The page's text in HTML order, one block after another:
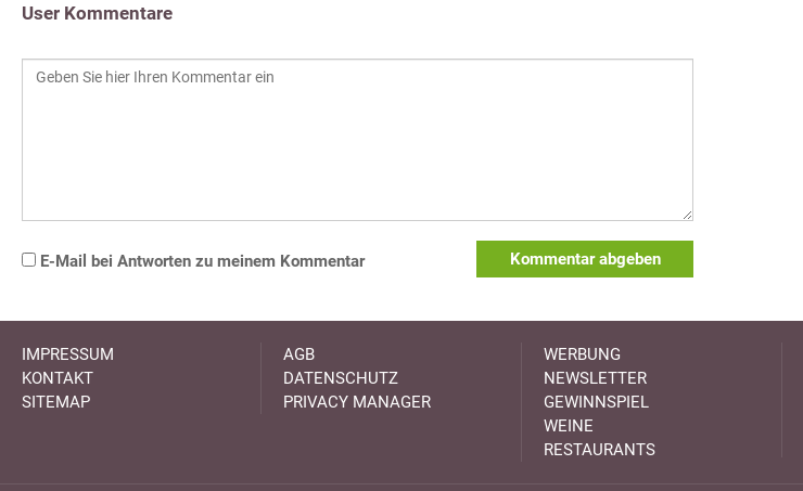
User Kommentare
E-Mail bei Antworten zu meinem Kommentar Kommentar abgeben
IMPRESSUM
KONTAKT
SITEMAP
AGB
DATENSCHUTZ
PRIVACY MANAGER
WERBUNG
NEWSLETTER
GEWINNSPIEL
WEINE
RESTAURANTS